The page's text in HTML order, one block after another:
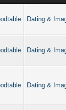
Dating &
Dating &
Dating &